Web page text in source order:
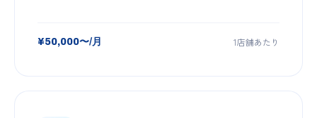
¥50,000〜/月 1店舗あたり